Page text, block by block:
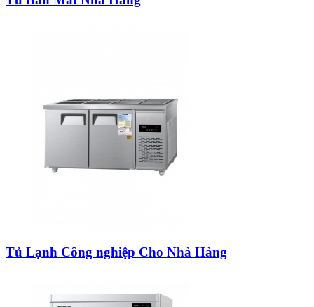
Tủ Lạnh Công nghiệp Cho Nhà Hàng